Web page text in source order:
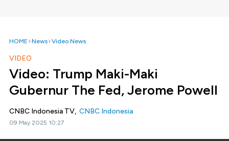
HOME News Video News
VIDEO
Video: Trump Maki-Maki
Gubernur The Fed, Jerome Powell
CNBC Indonesia TV, CNBC Indonesia
09 May 2025 10:27